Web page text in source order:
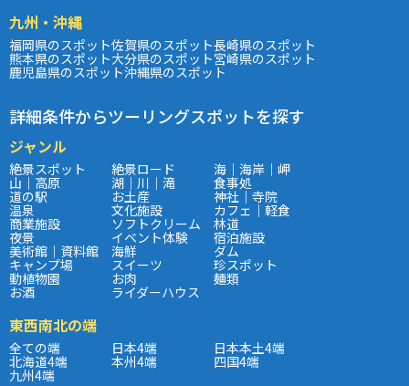
九州・沖縄
福岡県のスポット佐賀県のスポット長崎県のスポット
熊本県のスポット大分県のスポット宮崎県のスポット
鹿児島県のスポット沖縄県のスポット
詳細条件からツーリングスポットを探す
ジャンル
絶景スポット 絶景ロード 海｜海岸｜岬
山｜高原 湖｜川｜滝 食事処
道の駅 お土産 神社｜寺院
温泉 文化施設 カフェ｜軽食
商業施設 ソフトクリーム 林道
夜景 イベント体験 宿泊施設
美術館｜資料館 海鮮 ダム
キャンプ場 スイーツ 珍スポット
動植物園 お肉 麺類
お酒 ライダーハウス
東西南北の端
全ての端 日本4端 日本本土4端
北海道4端 本州4端 四国4端
九州4端